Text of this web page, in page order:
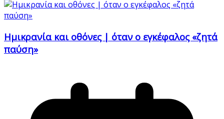
Ημικρανία και οθόνες | όταν ο εγκέφαλος «ζητά
παύση»